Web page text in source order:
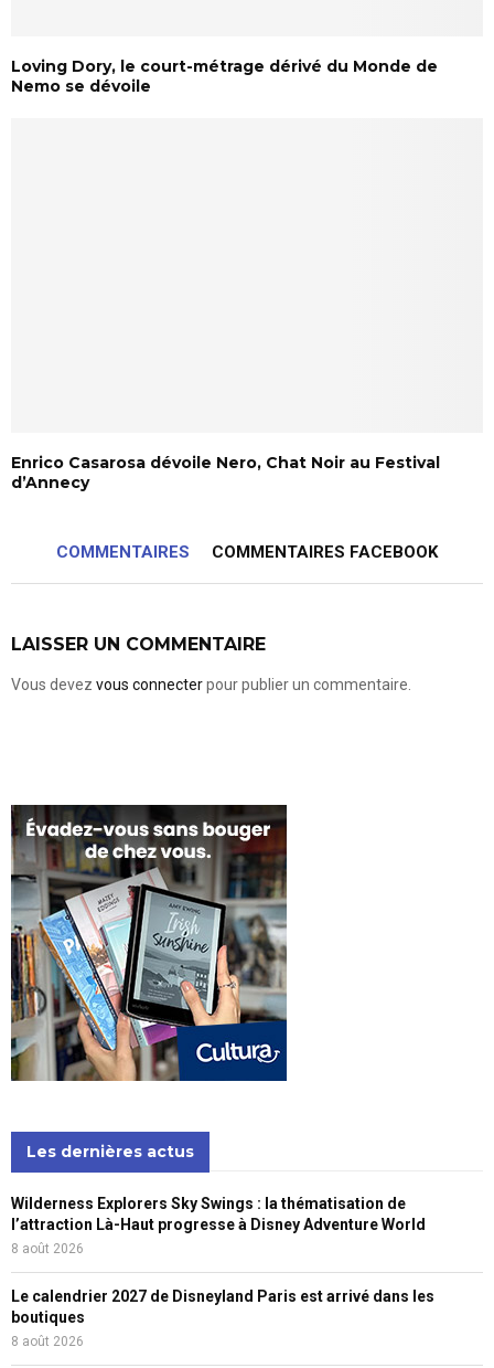
Loving Dory, le court-métrage dérivé du Monde de
Nemo se dévoile
Enrico Casarosa dévoile Nero, Chat Noir au Festival
d’Annecy
COMMENTAIRES COMMENTAIRES FACEBOOK
LAISSER UN COMMENTAIRE
Vous devez vous connecterpour publier un commentaire.
Les dernières actus
Wilderness Explorers Sky Swings : la thématisation de
l’attraction Là-Haut progresse à Disney Adventure World
8 août 2026
Le calendrier 2027 de Disneyland Paris est arrivé dans les
boutiques
8 août 2026